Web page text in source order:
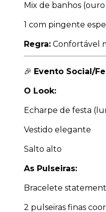
Mix de banhos (ouro
1 com pingente
Regra: Confortável
🎉 Evento Social/
O Look:
Echarpe de festa
Vestido elegante
Salto alto
As Pulseiras:
Bracelete
2 pulseiras finas